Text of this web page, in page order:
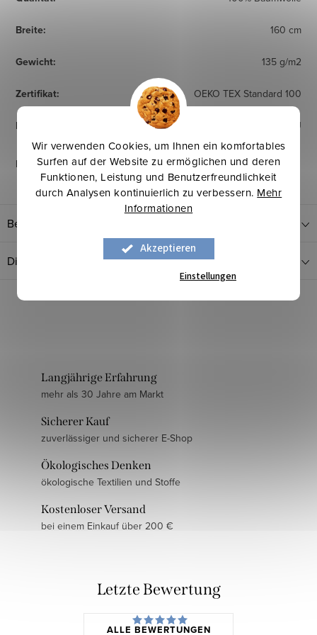
Wir verwenden Cookies, um Ihnen ein komfortables
Surfen auf der Website zu ermöglichen und deren
Funktionen, Leistung und Benutzerfreundlichkeit
durch Analysen kontinuierlich zu verbessern. Mehr
Informationen
Akzeptieren
Einstellungen
Breite: 160 cm
Gewicht: 135 g/m2
Zertifikat: OEKO TEX Standard 100
Herkunftsland EU
Pflegehinweise:
Bewertung
Diskussion
Langjährige Erfahrung
mehr als 30 Jahre am Markt
Sicherer Kauf
zuverlässiger und sicherer E-Shop
Ökologisches Denken
ökologische Textilien und Stoffe
Kostenloser Versand
bei einem Einkauf über 200 €
Letzte Bewertung
ALLE BEWERTUNGEN